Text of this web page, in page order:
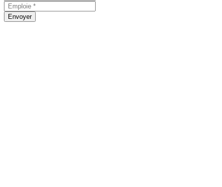
Envoyer